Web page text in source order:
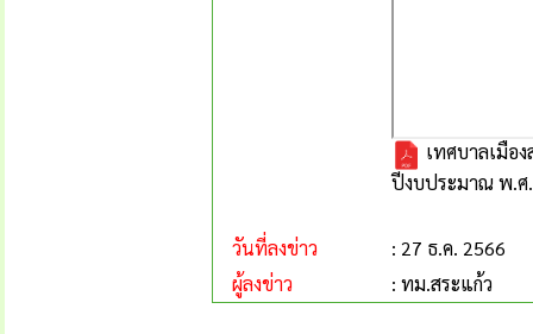
เทศบาลเมือ
ปีงบประมาณ พ.ศ
วันที่ลงข่าว
: 27 ธ.ค. 2566
ผู้ลงข่าว
: ทม.สระแก้ว